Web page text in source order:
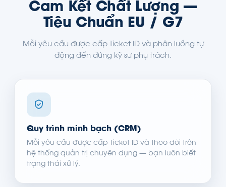
Cam Kết Chất Lượng —
Tiêu Chuẩn EU / G7
Mỗi yêu cầu được cấp Ticket ID và phân luồng tự
động đến đúng kỹ sư phụ trách.
Quy trình minh bạch (CRM)
Mỗi yêu cầu được cấp Ticket ID và theo dõi trên
hệ thống quản trị chuyên dụng — bạn luôn biết
trạng thái xử lý.